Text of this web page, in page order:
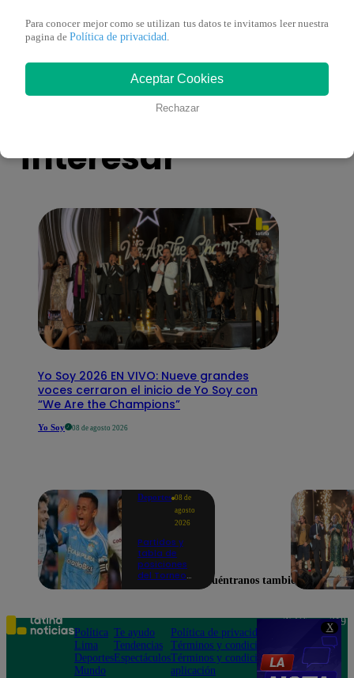
X
También te puede
interesar
Yo Soy 2026 EN VIVO: Nueve grandes
voces cerraron el inicio de Yo Soy con
“We Are the Champions”
Yo Soy 08 de agosto 2026
Deportes 08 de
agosto
2026
Partidos y
tabla de
posiciones
del Torneo
en la fecha 4
Para conocer mejor como se utilizan tus datos te invitamos leer nuestra
pagina de Política de privacidad.
Aceptar Cookies
Rechazar
Encuéntranos también en
Política
Lima
Deportes
Mundo
Te ayudo
Tendencias
Espectáculos
Política de privacidad
Términos y condiciones
Términos y condiciones
aplicación
Teléfono: 219
Av. San
Felipe 968
Jesús María